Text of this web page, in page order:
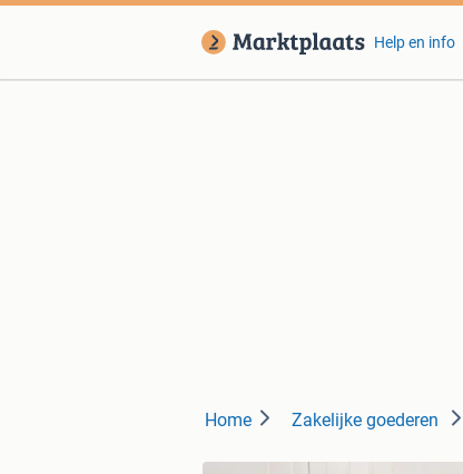
Help en info
Home Zakelijke goederen